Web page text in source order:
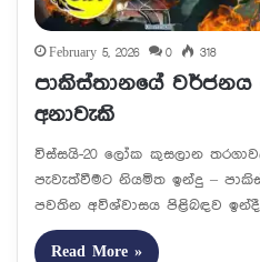
February 5, 2026 0 318
පාකිස්තානයේ
අනාවැකි
විස්සයි-20 ලෝක කුසලාන
පැවැත්වීමට නියමිත ඉන්දු –
පවතින අවිශ්වාසය පිළිබඳව
Read More »